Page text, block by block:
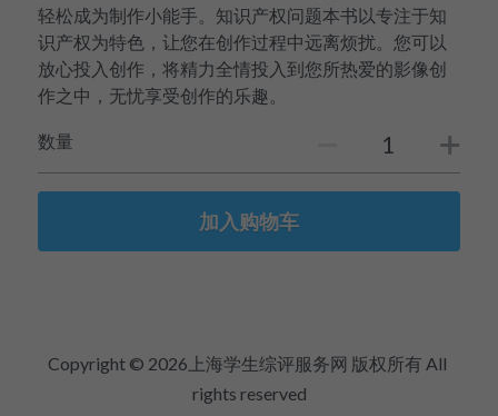
轻松成为制作小能手。知识产权问题本书以专注于知
识产权为特色，让您在创作过程中远离烦扰。您可以
放心投入创作，将精力全情投入到您所热爱的影像创
作之中，无忧享受创作的乐趣。
数量
加入购物车
Copyright © 2026上海学生综评服务网 版权所有 All
rights reserved